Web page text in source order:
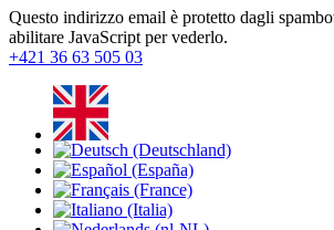
Questo indirizzo email è protetto dagli
abilitare JavaScript per vederlo.
+421 36 63 505 03